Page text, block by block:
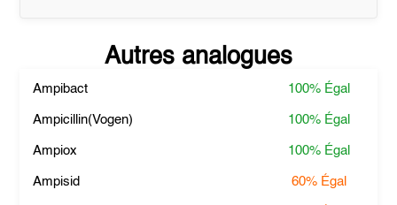
Autres analogues
Ampibact 100% Égal
Ampicillin(Vogen) 100% Égal
Ampiox 100% Égal
Ampisid 60% Égal